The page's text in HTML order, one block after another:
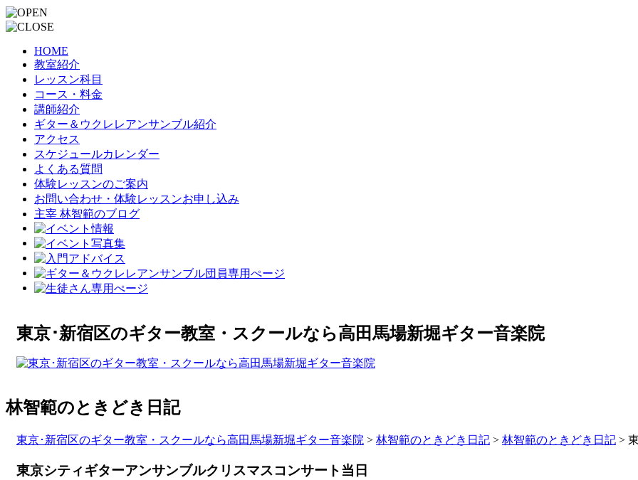
HOME
教室紹介
レッスン科目
コース・料金
講師紹介
ギター＆ウクレレアンサンブル紹介
アクセス
スケジュールカレンダー
よくある質問
体験レッスンのご案内
お問い合わせ・体験レッスンお申し込み
主宰 林智範のブログ
東京･新宿区のギター教室・スクールなら高田馬場新堀ギター音楽院
林智範のときどき日記
東京･新宿区のギター教室・スクールなら高田馬場新堀ギター音楽院 > 林智範のときどき日記 > 林智範のときどき日記 >
東京シティギターアンサンブルクリスマスコンサート当日